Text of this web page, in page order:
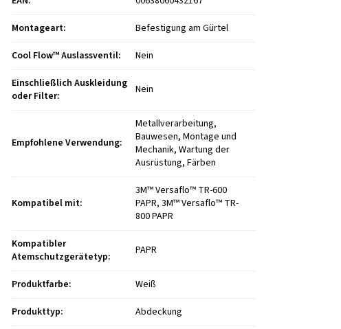
Montageart:
Befestigung am Gürtel
Cool Flow™ Auslassventil:
Nein
Einschließlich Auskleidung
oder Filter: Nein
Empfohlene Verwendung:
Metallverarbeitung,
Bauwesen, Montage und
Mechanik, Wartung der
Ausrüstung, Färben
Kompatibel mit:
3M™ Versaflo™ TR-600
PAPR, 3M™ Versaflo™ TR-
800 PAPR
Kompatibler
Atemschutzgerätetyp: PAPR
Produktfarbe:
Weiß
Produkttyp: Abdeckung